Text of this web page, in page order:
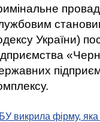
України)
викрила фірму,